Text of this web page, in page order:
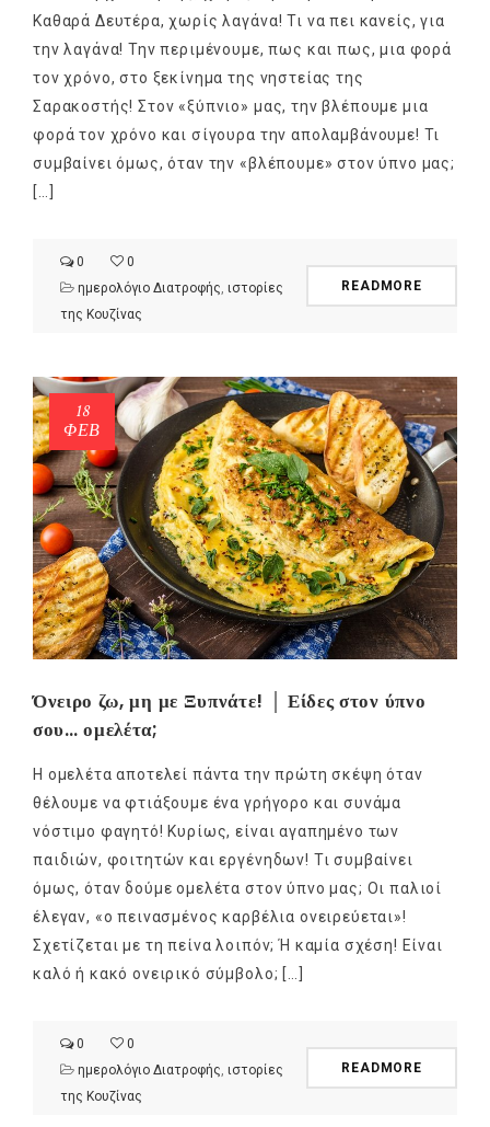
Καθαρά Δευτέρα, χωρίς λαγάνα! Τι να πει κανείς, για
την λαγάνα! Την περιμένουμε, πως και πως, μια φορά
τον χρόνο, στο ξεκίνημα της νηστείας της
Σαρακοστής! Στον «ξύπνιο» μας, την βλέπουμε μια
φορά τον χρόνο και σίγουρα την απολαμβάνουμε! Τι
συμβαίνει όμως, όταν την «βλέπουμε» στον ύπνο μας;
[…]
0
0
ημερολόγιο Διατροφής ιστορίες
της Κουζίνας
READMORE
18
ΦΕΒ
Όνειρο ζω, μη με Ξυπνάτε! │ Είδες στον ύπνο
σου… ομελέτα;
Η ομελέτα αποτελεί πάντα την πρώτη σκέψη όταν
θέλουμε να φτιάξουμε ένα γρήγορο και συνάμα
νόστιμο φαγητό! Κυρίως, είναι αγαπημένο των
παιδιών, φοιτητών και εργένηδων! Τι συμβαίνει
όμως, όταν δούμε ομελέτα στον ύπνο μας; Οι παλιοί
έλεγαν, «ο πεινασμένος καρβέλια ονειρεύεται»!
Σχετίζεται με τη πείνα λοιπόν; Ή καμία σχέση! Είναι
καλό ή κακό ονειρικό σύμβολο; […]
0
0
ημερολόγιο Διατροφής, ιστορίες
της Κουζίνας
READMORE